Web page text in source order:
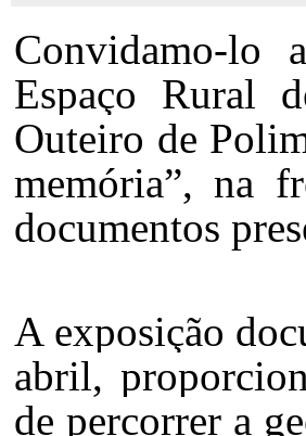
Convidamo-lo
Espaço Rural
Outeiro de
memória”, na
documentos
A exposição
abril,
de percorrer a